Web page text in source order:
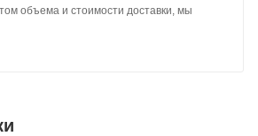
объема и стоимости доставки, мы